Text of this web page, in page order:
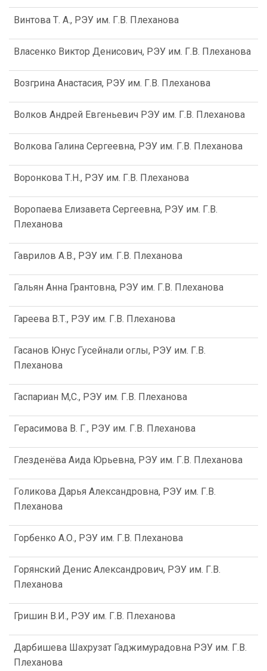
Винтова Т. А., РЭУ им. Г.В. Плеханова
Власенко Виктор Денисович, РЭУ им. Г.В. Плеханова
Возгрина Анастасия, РЭУ им. Г.В. Плеханова
Волков Андрей Евгеньевич РЭУ им. Г.В. Плеханова
Волкова Галина Сергеевна, РЭУ им. Г.В. Плеханова
Воронкова Т.Н., РЭУ им. Г.В. Плеханова
Воропаева Елизавета Сергеевна, РЭУ им. Г.В.
Плеханова
Гаврилов А.В., РЭУ им. Г.В. Плеханова
Гальян Анна Грантовна, РЭУ им. Г.В. Плеханова
Гареева В.Т., РЭУ им. Г.В. Плеханова
Гасанов Юнус Гусейнали оглы, РЭУ им. Г.В.
Плеханова
Гаспариан М,С., РЭУ им. Г.В. Плеханова
Герасимова В. Г., РЭУ им. Г.В. Плеханова
Глезденёва Аида Юрьевна, РЭУ им. Г.В. Плеханова
Голикова Дарья Александровна, РЭУ им. Г.В.
Плеханова
Горбенко А.О., РЭУ им. Г.В. Плеханова
Горянский Денис Александрович, РЭУ им. Г.В.
Плеханова
Гришин В.И., РЭУ им. Г.В. Плеханова
Дарбишева Шахрузат Гаджимурадовна РЭУ им. Г.В.
Плеханова